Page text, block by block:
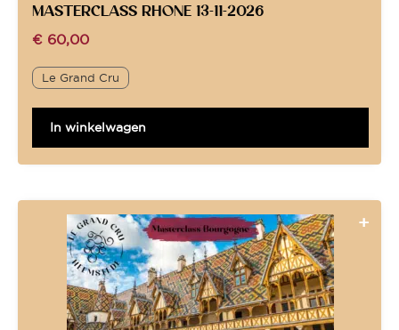
MASTERCLASS RHONE 13-11-2026
€ 60,00
Le Grand Cru
In winkelwagen